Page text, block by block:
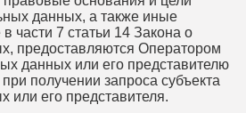
данных, а также иные
части 7 статьи 14 Закона о
предоставляются Оператором
данных или его представителю
получении запроса субъекта
или его представителя.